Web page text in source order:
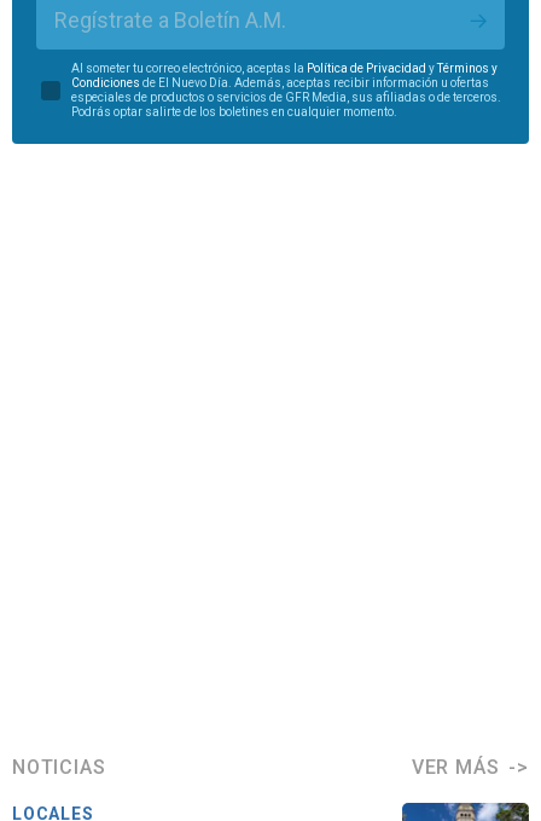
Regístrate a Boletín A.M.
Al someter tu correo electrónico, aceptas la Política de Privacidad yTérminos y
Condiciones de El Nuevo Día. Además, aceptas recibir información u ofertas
especiales de productos o servicios de GFR Media, sus afiliadas o de terceros.
Podrás optar salirte de los boletines en cualquier momento.
NOTICIAS VER MÁS
LOCALES